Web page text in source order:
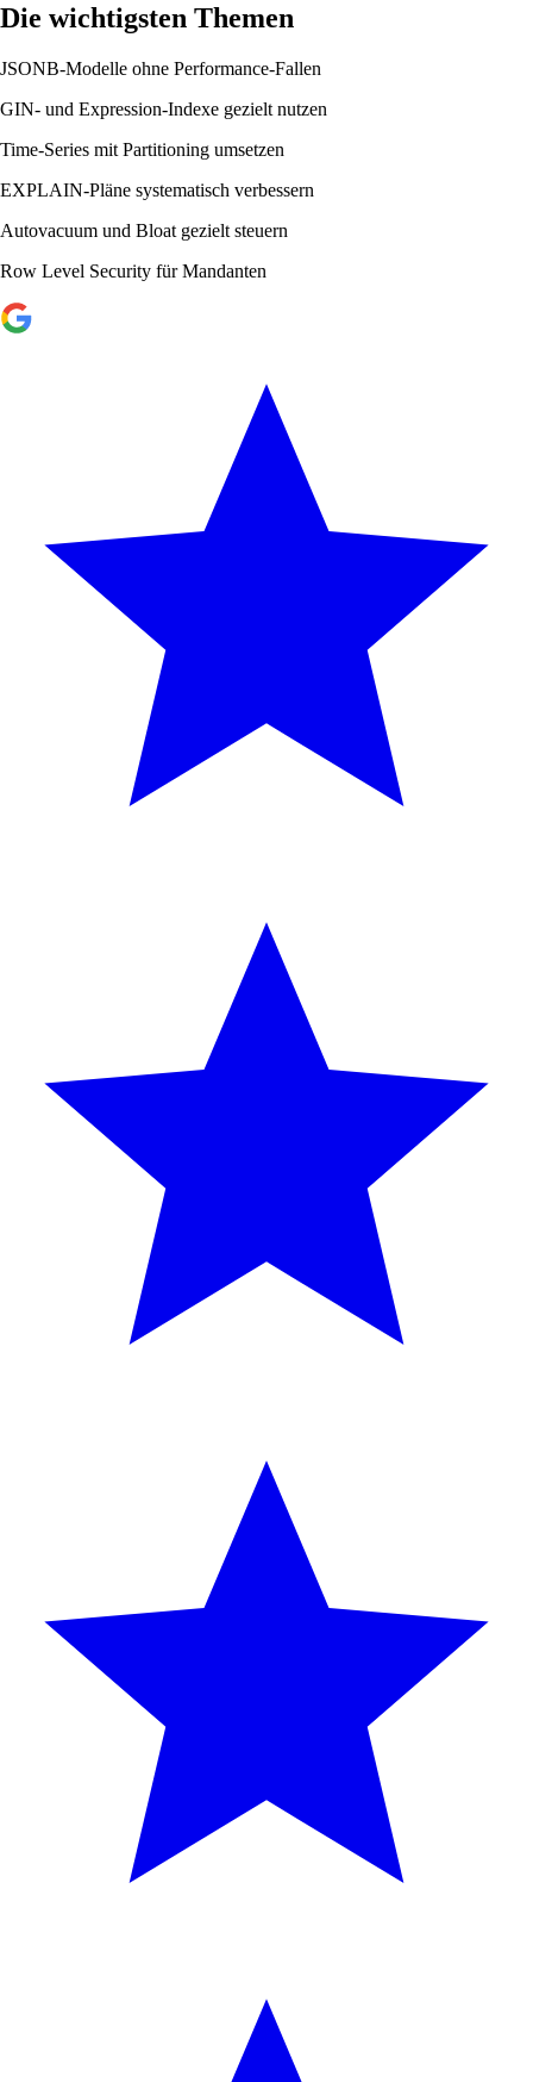
Die wichtigsten Themen
JSONB-Modelle ohne Performance-Fallen
GIN- und Expression-Indexe gezielt nutzen
Time-Series mit Partitioning umsetzen
EXPLAIN-Pläne systematisch verbessern
Autovacuum und Bloat gezielt steuern
Row Level Security für Mandanten